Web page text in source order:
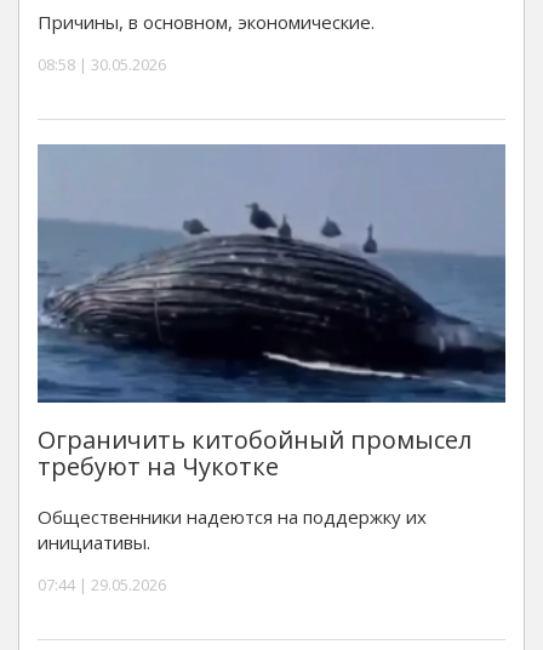
Причины, в основном, экономические.
08:58 | 30.05.2026
Ограничить китобойный промысел
требуют на Чукотке
Общественники надеются на поддержку их
инициативы.
07:44 | 29.05.2026